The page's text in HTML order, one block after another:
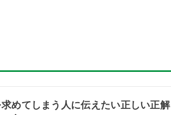
めてしまう人に伝えたい正しい正解